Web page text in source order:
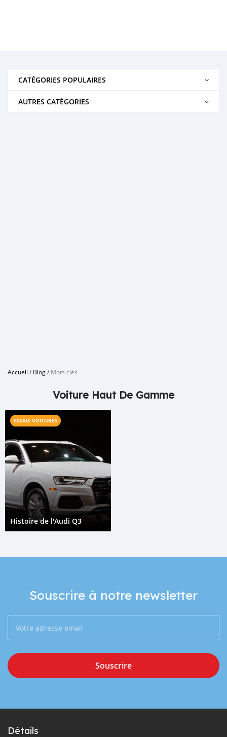
CATÉGORIES POPULAIRES
AUTRES CATÉGORIES
Accueil /Blog/Mots clés
Voiture Haut De Gamme
ESSAIS VOITURES
Histoire de l'Audi Q3
Souscrire à notre newsletter
Souscrire
Détails